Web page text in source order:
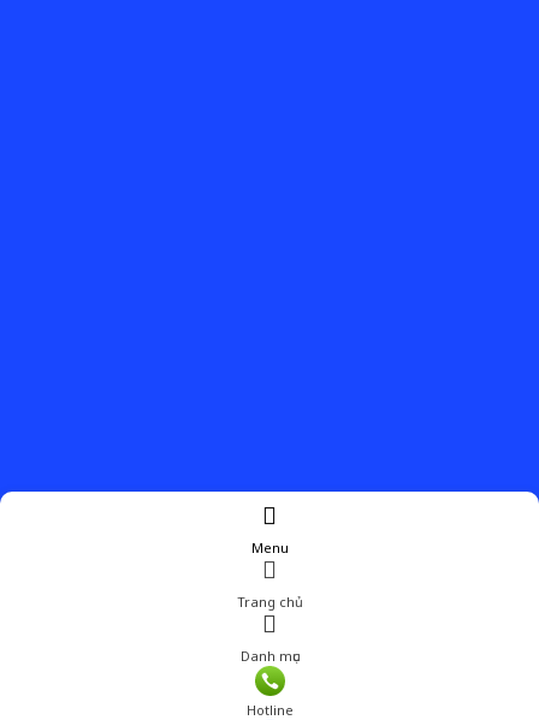
Menu
Trang chủ
Danh mục
Hotline